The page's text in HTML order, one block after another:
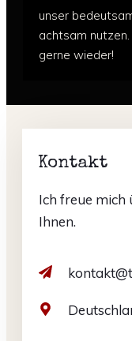
unser
achtsam nutzen.
gerne wieder!
Kontakt
Ich freue mich
Ihnen.